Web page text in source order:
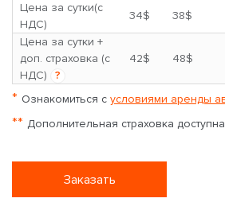
Цена за сутки(с
НДС)
34$ 38$
Цена за сутки +
доп. страховка (с
НДС)
?
42$ 48$
* Ознакомиться с условиями аренды
** Дополнительная страховка
Заказать